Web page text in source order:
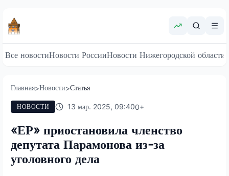
Все новостиНовости РоссииНовости Нижегородской области
Главная>Новости>Статья
НОВОСТИ 13 мар. 2025, 09:400+
«ЕР» приостановила членство
депутата Парамонова из-за
уголовного дела